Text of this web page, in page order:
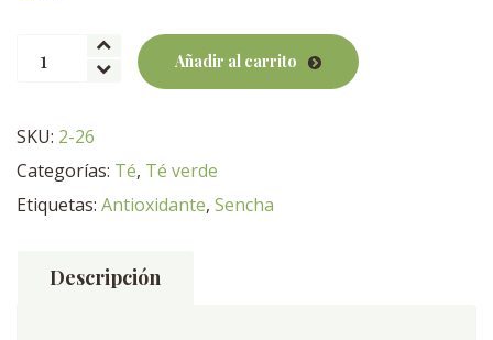
Brownie
Añadir al carrito
SKU: 2-26
Categorías: Té, Té verde
Etiquetas: Antioxidante, Sencha
Descripción